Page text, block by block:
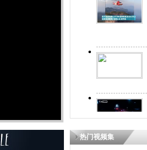
热门视频集